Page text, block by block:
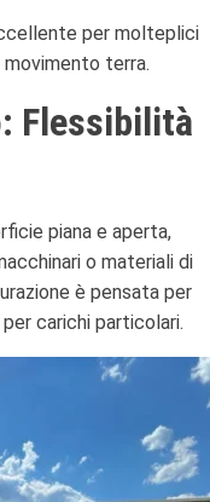
per molteplici
terra.
Flessibilità
piana e aperta,
o materiali di
è pensata per
carichi particolari.